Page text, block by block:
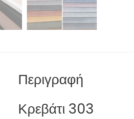
Περιγραφή
Κρεβάτι 303